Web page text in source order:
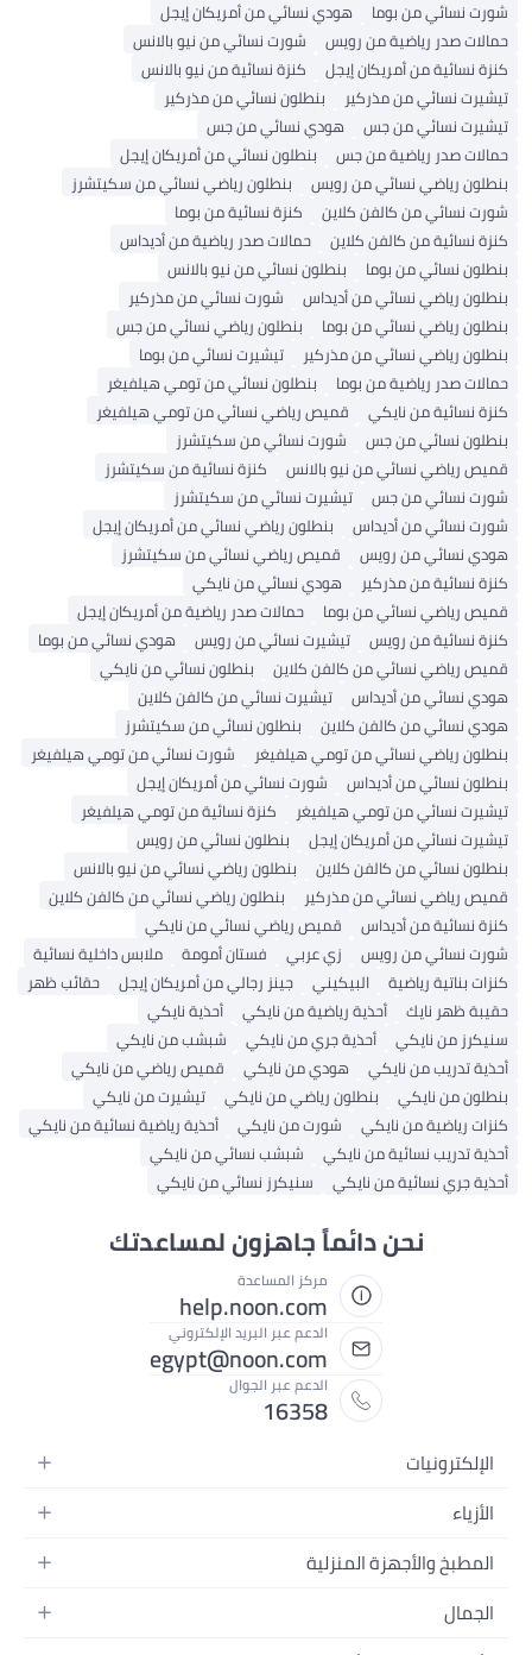
شورت نسائي من بوما
هودي نسائي من أمريكان إيجل
حمالات صدر رياضية من رويس
شورت نسائي من نيو بالانس
كنزة نسائية من أمريكان إيجل
كنزة نسائية من نيو بالانس
تيشيرت نسائي من مذركير
بنطلون نسائي من مذركير
تيشيرت نسائي من جس
هودي نسائي من جس
حمالات صدر رياضية من جس
بنطلون نسائي من أمريكان إيجل
بنطلون رياضي نسائي من رويس
بنطلون رياضي نسائي من سكيتشرز
شورت نسائي من كالفن كلاين
كنزة نسائية من بوما
كنزة نسائية من كالفن كلاين
حمالات صدر رياضية من أديداس
بنطلون نسائي من بوما
بنطلون نسائي من نيو بالانس
بنطلون رياضي نسائي من أديداس
شورت نسائي من مذركير
بنطلون رياضي نسائي من بوما
بنطلون رياضي نسائي من جس
بنطلون رياضي نسائي من مذركير
تيشيرت نسائي من بوما
حمالات صدر رياضية من بوما
بنطلون نسائي من تومي هيلفيغر
كنزة نسائية من نايكي
قميص رياضي نسائي من تومي هيلفيغر
بنطلون نسائي من جس
شورت نسائي من سكيتشرز
قميص رياضي نسائي من نيو بالانس
كنزة نسائية من سكيتشرز
شورت نسائي من جس
تيشيرت نسائي من سكيتشرز
شورت نسائي من أديداس
بنطلون رياضي نسائي من أمريكان إيجل
هودي نسائي من رويس
قميص رياضي نسائي من سكيتشرز
كنزة نسائية من مذركير
هودي نسائي من نايكي
قميص رياضي نسائي من بوما
حمالات صدر رياضية من أمريكان إيجل
كنزة نسائية من رويس
تيشيرت نسائي من رويس
هودي نسائي من بوما
قميص رياضي نسائي من كالفن كلاين
بنطلون نسائي من نايكي
هودي نسائي من أديداس
تيشيرت نسائي من كالفن كلاين
هودي نسائي من كالفن كلاين
بنطلون نسائي من سكيتشرز
بنطلون رياضي نسائي من تومي هيلفيغر
شورت نسائي من تومي هيلفيغر
بنطلون نسائي من أديداس
شورت نسائي من أمريكان إيجل
تيشيرت نسائي من تومي هيلفيغر
كنزة نسائية من تومي هيلفيغر
تيشيرت نسائي من أمريكان إيجل
بنطلون نسائي من رويس
بنطلون نسائي من كالفن كلاين
بنطلون رياضي نسائي من نيو بالانس
قميص رياضي نسائي من مذركير
بنطلون رياضي نسائي من كالفن كلاين
كنزة نسائية من أديداس
قميص رياضي نسائي من نايكي
شورت نسائي من رويس
زي عربي فستان أمومة
ملابس داخلية نسائية
كنزات بناتية رياضية
البيكيني جينز رجالي من أمريكان إيجل
حقائب ظهر
حقيبة ظهر نايك
أحذية رياضية من نايكي
أحذية نايكي
سنيكرز من نايكي
أحذية جري من نايكي
شبشب من نايكي
أحذية تدريب من نايكي
هودي من نايكي
قميص رياضي من نايكي
بنطلون من نايكي
بنطلون رياضي من نايكي
تيشيرت من نايكي
كنزات رياضية من نايكي
شورت من نايكي
أحذية رياضية نسائية من نايكي
أحذية تدريب نسائية من نايكي
شبشب نسائي من نايكي
أحذية جري نسائية من نايكي
سنيكرز نسائي من نايكي
نحن دائماً جاهزون لمساعدتك
مركز المساعدة
help.noon.com
الدعم عبر البريد الإلكتروني
egypt@noon.com
الدعم عبر الجوال
16358
الإلكترونيات
الهواتف المتحركة
أجهزة الكمبيوتر المحمولة
الأجهزة المنزلية
الأزياء
أزياء نسائية
أزياء البنات
المطبخ والأجهزة المنزلية
المطبخ وأدوات الطعام
الجمال